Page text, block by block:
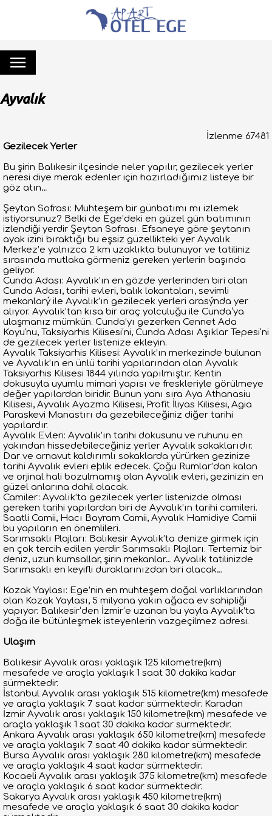
Ayvalık
İzlenme 67481
Gezilecek Yerler
Bu şirin Balıkesir ilçesinde neler yapılır, gezilecek yerler
neresi diye merak edenler için hazırladığımız listeye bir
göz atın…
Şeytan Sofrası: Muhteşem bir günbatımı mı izlemek
istiyorsunuz? Belki de Ege’deki en güzel gün batımının
izlendiği yerdir Şeytan Sofrası. Efsaneye göre şeytanın
ayak izini bıraktığı bu eşsiz güzellikteki yer Ayvalık
Merkez’e yalnızca 2 km uzaklıkta bulunuyor ve tatiliniz
sırasında mutlaka görmeniz gereken yerlerin başında
geliyor.
Cunda Adası: Ayvalık’ın en gözde yerlerinden biri olan
Cunda Adası, tarihi evleri, balık lokantaları, sevimli
mekanlarý ile Ayvalık’ın gezilecek yerleri arasýnda yer
alıyor. Ayvalık’tan kısa bir araç yolculuğu ile Cunda‘ya
ulaşmanız mümkün. Cunda’yı gezerken Cennet Ada
Koyu‘nu, Taksiyarhis Kilisesi‘ni, Cunda Adası Aşıklar Tepesi‘ni
de gezilecek yerler listenize ekleyin.
Ayvalık Taksiyarhis Kilisesi: Ayvalık’ın merkezinde bulunan
ve Ayvalık’ın en ünlü tarihi yapılarından olan Ayvalık
Taksiyarhis Kilisesi 1844 yılında yapılmıştır. Kentin
dokusuyla uyumlu mimari yapısı ve freskleriyle görülmeye
değer yapılardan biridir. Bunun yanı sıra Aya Athanasiu
Kilisesi, Ayvalık Ayazma Kilisesi, Profit İliyas Kilisesi, Agia
Paraskevi Manastırı da gezebileceğiniz diğer tarihi
yapılardır.
Ayvalık Evleri: Ayvalık’ın tarihi dokusunu ve ruhunu en
yakından hissedebileceğiniz yerler Ayvalık sokaklarıdır.
Dar ve arnavut kaldırımlı sokaklarda yürürken gezinize
tarihi Ayvalık evleri eþlik edecek. Çoğu Rumlar’dan kalan
ve orjinal hali bozulmamış olan Ayvalık evleri, gezinizin en
güzel anlarına dahil olacak.
Camiler: Ayvalık’ta gezilecek yerler listenizde olması
gereken tarihi yapılardan biri de Ayvalık’ın tarihi camileri.
Saatli Camii, Hacı Bayram Camii, Ayvalık Hamidiye Camii
bu yapıların en önemlileri.
Sarımsaklı Plajları: Balıkesir Ayvalık’ta denize girmek için
en çok tercih edilen yerdir Sarımsaklı Plajları. Tertemiz bir
deniz, uzun kumsallar, şirin mekanlar… Ayvalık tatilinizde
Sarımsaklı en keyifli duraklarınızdan biri olacak…
Kozak Yaylası: Ege’nin en muhteşem doğal varlıklarından
olan Kozak Yaylası, 5 milyona yakın ağaca ev sahipliği
yapıyor. Balıkesir‘den İzmir‘e uzanan bu yayla Ayvalık’ta
doğa ile bütünleşmek isteyenlerin vazgeçilmez adresi.
Ulaşım
Balıkesir Ayvalık arası yaklaşık 125 kilometre(km)
mesafede ve araçla yaklaşık 1 saat 30 dakika kadar
sürmektedir.
İstanbul Ayvalık arası yaklaşık 515 kilometre(km) mesafede
ve araçla yaklaşık 7 saat kadar sürmektedir. Karadan
İzmir Ayvalık arası yaklaşık 150 kilometre(km) mesafede ve
araçla yaklaşık 1 saat 30 dakika kadar sürmektedir.
Ankara Ayvalık arası yaklaşık 650 kilometre(km) mesafede
ve araçla yaklaşık 7 saat 40 dakika kadar sürmektedir.
Bursa Ayvalık arası yaklaşık 280 kilometre(km) mesafede
ve araçla yaklaşık 4 saat kadar sürmektedir.
Kocaeli Ayvalık arası yaklaşık 375 kilometre(km) mesafede
ve araçla yaklaşık 6 saat kadar sürmektedir.
Sakarya Ayvalık arası yaklaşık 450 kilometre(km)
mesafede ve araçla yaklaşık 6 saat 30 dakika kadar